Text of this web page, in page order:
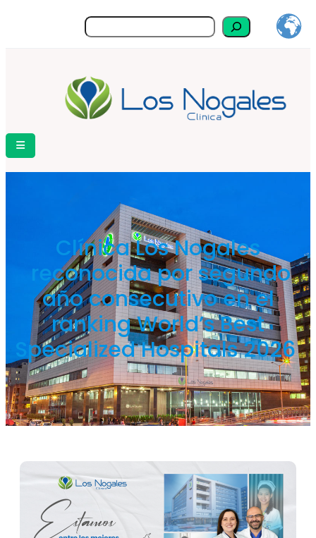
Buscar
Clínica Los Nogales
reconocida por segundo
año consecutivo en el
ranking World’s Best
Specialized Hospitals 2026